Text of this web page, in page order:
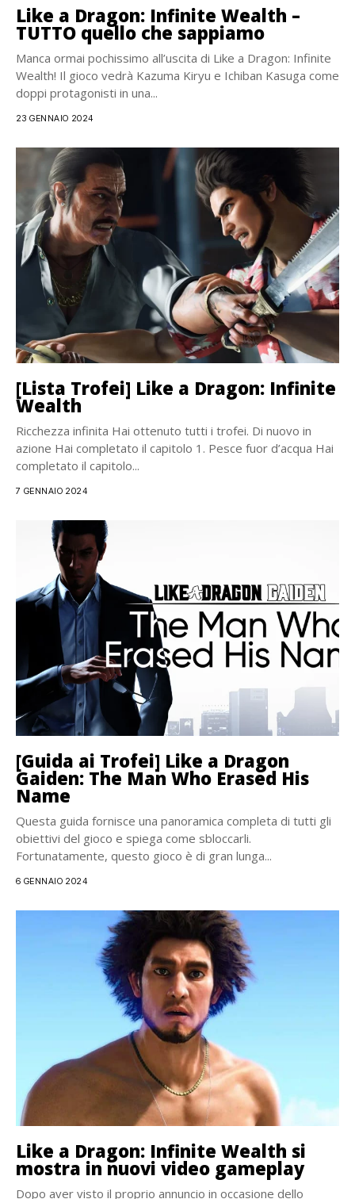
Like a Dragon: Infinite Wealth –
TUTTO quello che sappiamo
Manca ormai pochissimo all’uscita di Like a Dragon: Infinite
Wealth! Il gioco vedrà Kazuma Kiryu e Ichiban Kasuga come
doppi protagonisti in una...
23 GENNAIO 2024
[Lista Trofei] Like a Dragon: Infinite
Wealth
Ricchezza infinita Hai ottenuto tutti i trofei. Di nuovo in
azione Hai completato il capitolo 1. Pesce fuor d’acqua Hai
completato il capitolo...
7 GENNAIO 2024
[Guida ai Trofei] Like a Dragon
Gaiden: The Man Who Erased His
Name
Questa guida fornisce una panoramica completa di tutti gli
obiettivi del gioco e spiega come sbloccarli.
Fortunatamente, questo gioco è di gran lunga...
6 GENNAIO 2024
Like a Dragon: Infinite Wealth si
mostra in nuovi video gameplay
Dopo aver visto il proprio annuncio in occasione dello